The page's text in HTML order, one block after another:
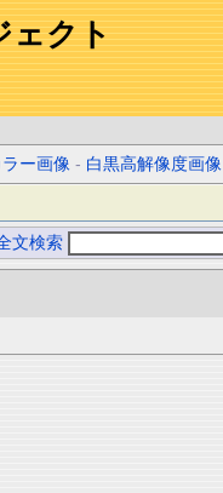
ェクト
ラー画像 - 白黒高解像度画像
文検索